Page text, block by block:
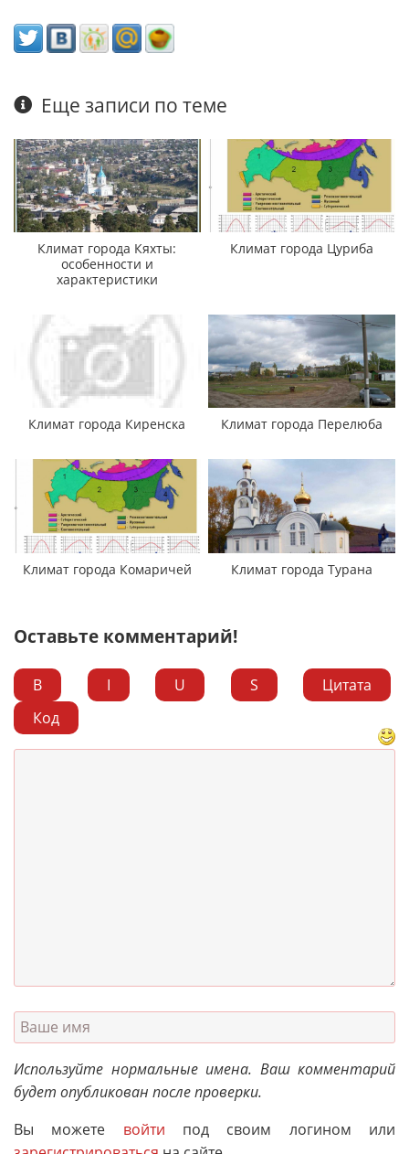
Еще записи по теме
Климат города Кяхты:
особенности и
характеристики
Климат города Цуриба
Климат города Киренска Климат города Перелюба
Климат города Комаричей Климат города Турана
Оставьте комментарий!
B I U S
Цитата
Код
Используйте нормальные имена. Ваш комментарий
будет опубликован после проверки.
Вы можете войти под своим логином или